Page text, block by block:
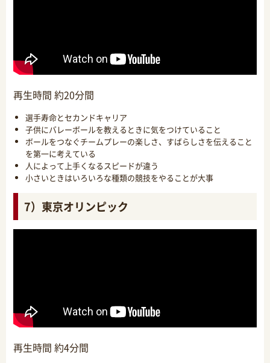
再生時間 約20分間
選手寿命とセカンドキャリア
子供にバレーボールを教えるときに気をつけていること
ボールをつなぐチームプレーの楽しさ、すばらしさを伝えること
を第一に考えている
人によって上手くなるスピードが違う
小さいときはいろいろな種類の競技をやることが大事
7）東京オリンピック
再生時間 約4分間